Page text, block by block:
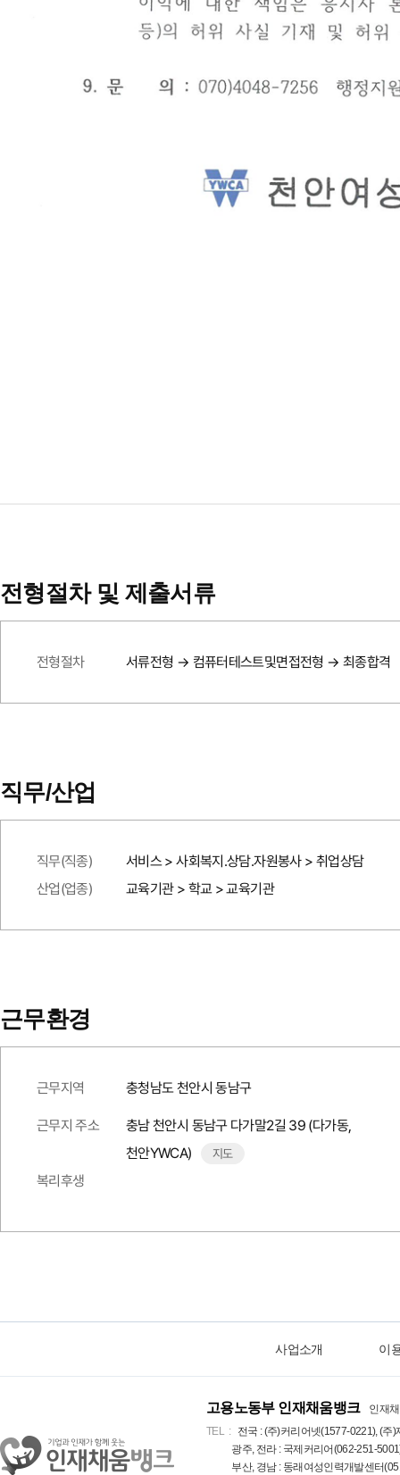
전형절차 및 제출서류
전형절차 서류전형 → 컴퓨터테스트및면접전형 → 최종합격
직무/산업
직무(직종)
서비스 > 사회복지.상담.자원봉사 > 취업상담
산업(업종)
교육기관 > 학교 > 교육기관
근무환경
근무지역 충청남도 천안시 동남구
근무지 주소
충남 천안시 동남구 다가말2길 39 (다가동,
천안YWCA)
지도
복리후생
사업소개 이
고용노동부 인재채움뱅크
인재
TEL
전국 : (주)커리어넷(1577-0221), (
광주, 전라 : 국제커리어(062-251-
부산, 경남 : 동래여성인력개발센터